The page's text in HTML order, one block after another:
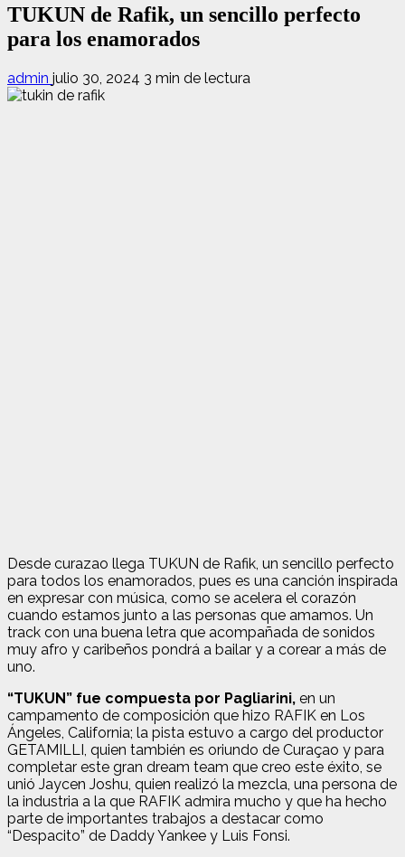
TUKUN de Rafik, un sencillo perfecto
para los enamorados
admin julio 30, 2024 3 min de lectura
Desde curazao llega TUKUN de Rafik, un sencillo perfecto
para todos los enamorados, pues es una canción inspirada
en expresar con música, como se acelera el corazón
cuando estamos junto a las personas que amamos. Un
track con una buena letra que acompañada de sonidos
muy afro y caribeños pondrá a bailar y a corear a más de
uno.
“TUKUN” fue compuesta por Pagliarini, en un
campamento de composición que hizo RAFIK en Los
Ángeles, California; la pista estuvo a cargo del productor
GETAMILLI, quien también es oriundo de Curaçao y para
completar este gran dream team que creo este éxito, se
unió Jaycen Joshu, quien realizó la mezcla, una persona de
la industria a la que RAFIK admira mucho y que ha hecho
parte de importantes trabajos a destacar como
“Despacito” de Daddy Yankee y Luis Fonsi.